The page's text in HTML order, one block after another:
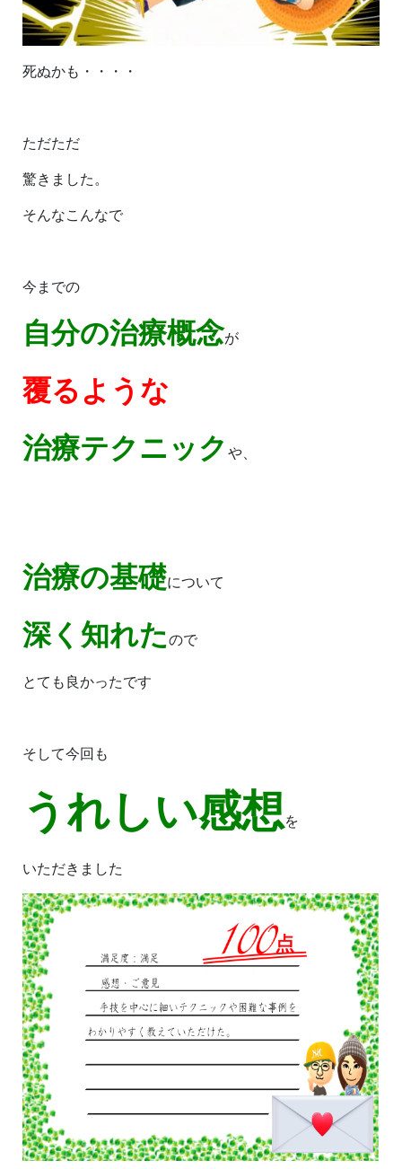
死ぬかも・・・・
ただただ
驚きました。
そんなこんなで
今までの
自分の治療概念が
覆るような
治療テクニックや、
治療の基礎について
深く知れたので
とても良かったです
そして今回も
うれしい感想を
いただきました